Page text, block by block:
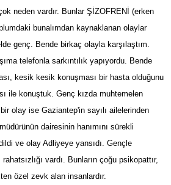
neden vardır. Bunlar ŞİZOFRENİ (erken
bunalımdan kaynaklanan olaylar
genç. Bende birkaç olayla karşılaştım.
telefonla sarkıntılık yapıyordu. Bende
kesik kesik konuşması bir hasta olduğunu
ile konuştuk. Genç kızda muhtemelen
olay ise Gaziantep'in sayılı ailelerinden
dairesinin hanımını sürekli
ve olay Adliyeye yansıdı. Gençle
vardı. Bunların çoğu psikopattır,
özel zevk alan insanlardır.